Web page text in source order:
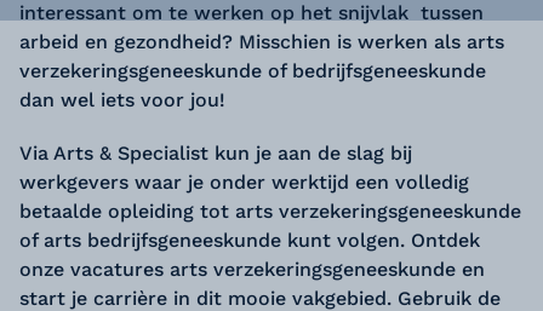
interessant om te werken op het snijvlak tussen
arbeid en gezondheid? Misschien is werken als arts
verzekeringsgeneeskunde of bedrijfsgeneeskunde
dan wel iets voor jou!
Via Arts & Specialist kun je aan de slag bij
werkgevers waar je onder werktijd een volledig
betaalde opleiding tot arts verzekeringsgeneeskunde
of arts bedrijfsgeneeskunde kunt volgen. Ontdek
onze vacatures arts verzekeringsgeneeskunde en
start je carrière in dit mooie vakgebied. Gebruik de